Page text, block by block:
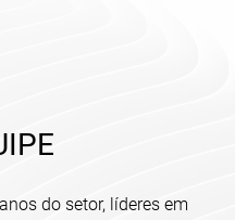
do setor, líderes em